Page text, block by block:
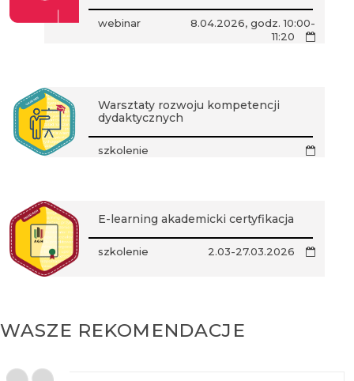
webinar
8.04.2026, godz. 10:00-
11:20
Warsztaty rozwoju kompetencji
dydaktycznych
szkolenie
E-learning akademicki certyfikacja
szkolenie 2.03-27.03.2026
WASZE REKOMENDACJE